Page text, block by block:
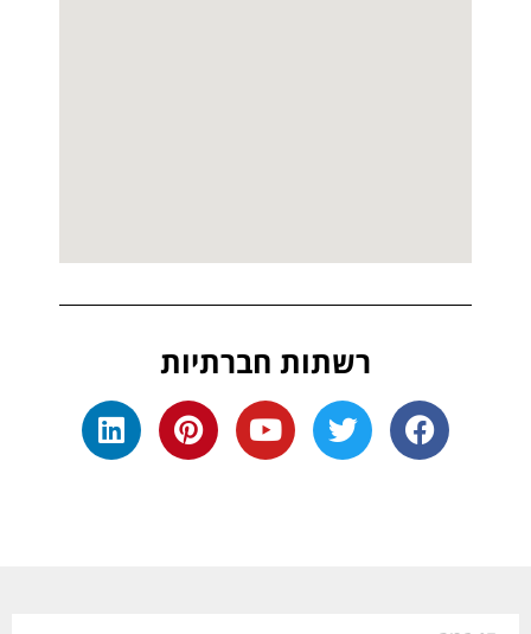
רשתות חברתיות